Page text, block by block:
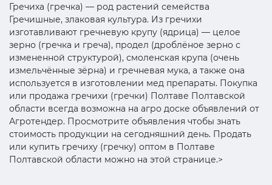
Гречиха (гречка) — род растений семейства
Гречишные, злаковая культура. Из гречихи
изготавливают гречневую крупу (ядрица) — целое
зерно (гречка и греча), продел (дроблёное зерно с
измененной структурой), смоленская крупа (очень
измельчённые зёрна) и гречневая мука, а также она
используется в изготовлении мед препараты. Покупка
или продажа гречихи (гречки) Полтаве Полтавской
области всегда возможна на агро доске объявлений от
Агротендер. Просмотрите объявления чтобы знать
стоимость продукции на сегодняшний день. Продать
или купить гречиху (гречку) оптом в Полтаве
Полтавской области можно на этой странице.>